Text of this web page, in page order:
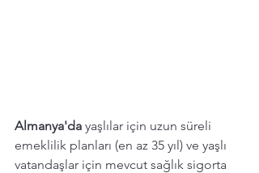
Almanya'da yaşlılar için uzun süreli
emeklilik planları (en az 35 yıl) ve yaşlı
vatandaşlar için mevcut sağlık sigorta